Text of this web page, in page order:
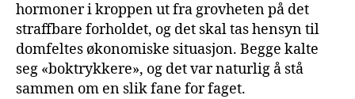
hormoner i kroppen ut fra grovheten på det
straffbare forholdet, og det skal tas hensyn til
domfeltes økonomiske situasjon. Begge kalte
seg «boktrykkere», og det var naturlig å stå
sammen om en slik fane for faget.